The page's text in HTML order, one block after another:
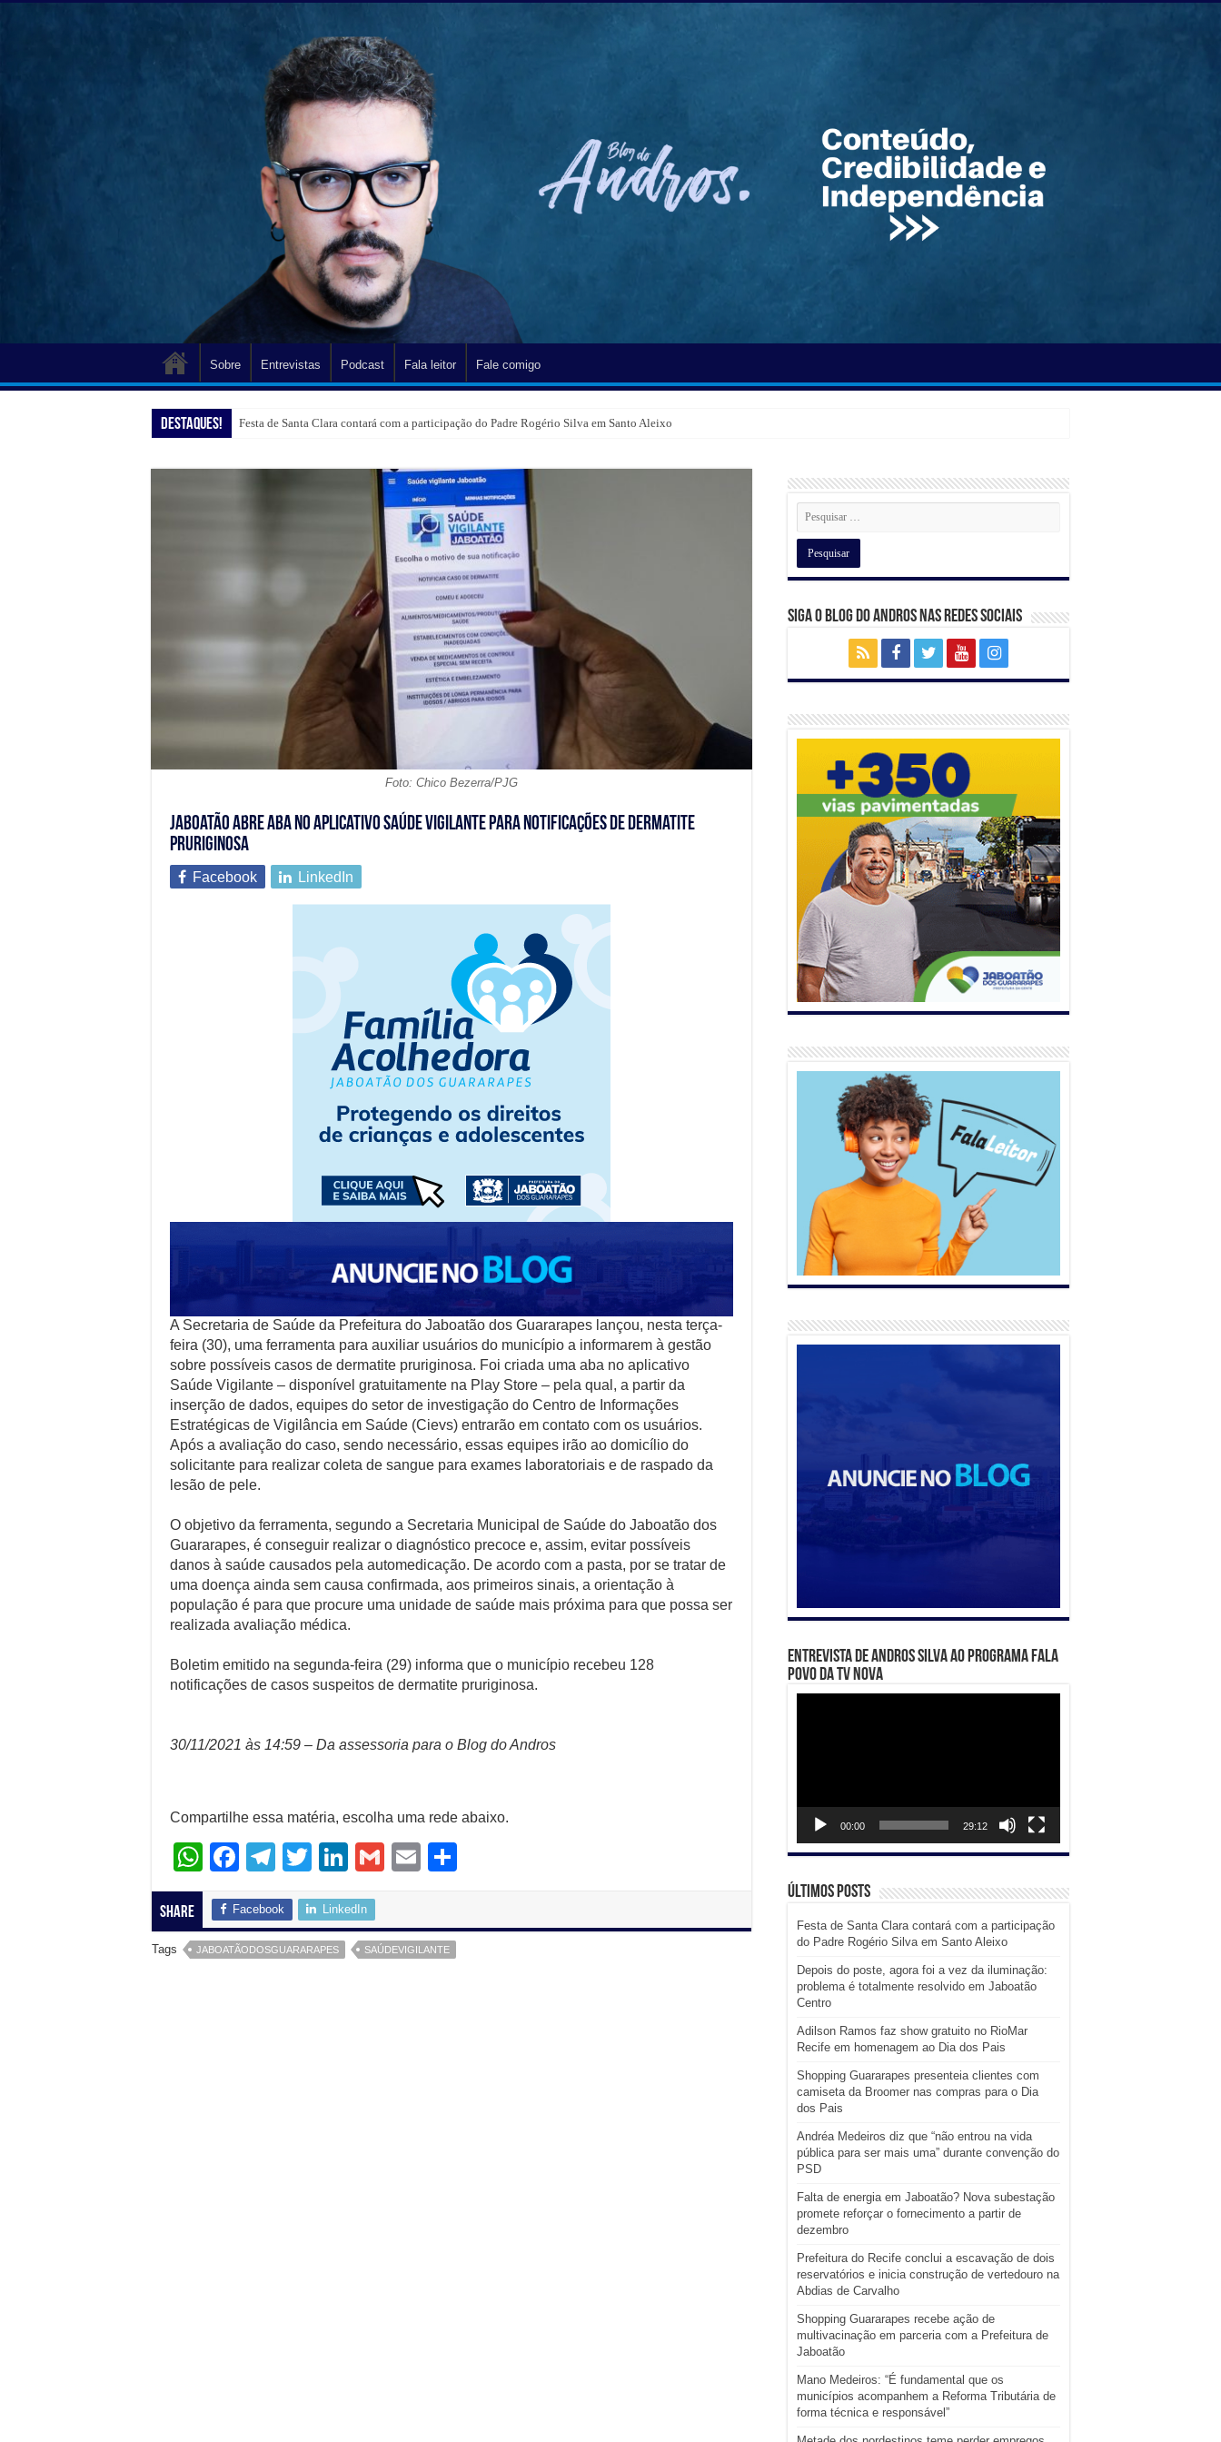
Sobre Entrevistas Podcast Fala leitor Fale comigo
Destaques! Festa de Santa Clara contará com a participação do Padre Rogério Silva em Santo Aleixo
Foto: Chico Bezerra/PJG
Jaboatão abre aba no aplicativo Saúde Vigilante para notificações de dermatite
pruriginosa
Facebook LinkedIn
A Secretaria de Saúde da Prefeitura do Jaboatão dos Guararapes lançou, nesta terça-
feira (30), uma ferramenta para auxiliar usuários do município a informarem à gestão
sobre possíveis casos de dermatite pruriginosa. Foi criada uma aba no aplicativo
Saúde Vigilante – disponível gratuitamente na Play Store – pela qual, a partir da
inserção de dados, equipes do setor de investigação do Centro de Informações
Estratégicas de Vigilância em Saúde (Cievs) entrarão em contato com os usuários.
Após a avaliação do caso, sendo necessário, essas equipes irão ao domicílio do
solicitante para realizar coleta de sangue para exames laboratoriais e de raspado da
lesão de pele.
O objetivo da ferramenta, segundo a Secretaria Municipal de Saúde do Jaboatão dos
Guararapes, é conseguir realizar o diagnóstico precoce e, assim, evitar possíveis
danos à saúde causados pela automedicação. De acordo com a pasta, por se tratar de
uma doença ainda sem causa confirmada, aos primeiros sinais, a orientação à
população é para que procure uma unidade de saúde mais próxima para que possa ser
realizada avaliação médica.
Boletim emitido na segunda-feira (29) informa que o município recebeu 128
notificações de casos suspeitos de dermatite pruriginosa.
30/11/2021 às 14:59 – Da assessoria para o Blog do Andros
Compartilhe essa matéria, escolha uma rede abaixo.
W
at
s
F
c
e
T
e
gr
T
tt
er
Li
k
e
G
E
Share Facebook LinkedIn
Tags JABOATÃODOSGUARARAPES SAÚDEVIGILANTE
Siga o Blog do Andros nas Redes Sociais
Entrevista de Andros Silva ao programa Fala
Povo da TV Nova
00:00 29:12
Últimos posts
Festa de Santa Clara contará com a participação
do Padre Rogério Silva em Santo Aleixo
Depois do poste, agora foi a vez da iluminação:
problema é totalmente resolvido em Jaboatão
Centro
Adilson Ramos faz show gratuito no RioMar
Recife em homenagem ao Dia dos Pais
Shopping Guararapes presenteia clientes com
camiseta da Broomer nas compras para o Dia
dos Pais
Andréa Medeiros diz que “não entrou na vida
pública para ser mais uma” durante convenção do
PSD
Falta de energia em Jaboatão? Nova subestação
promete reforçar o fornecimento a partir de
dezembro
Prefeitura do Recife conclui a escavação de dois
reservatórios e inicia construção de vertedouro na
Abdias de Carvalho
Shopping Guararapes recebe ação de
multivacinação em parceria com a Prefeitura de
Jaboatão
Mano Medeiros: “É fundamental que os
municípios acompanhem a Reforma Tributária de
forma técnica e responsável”